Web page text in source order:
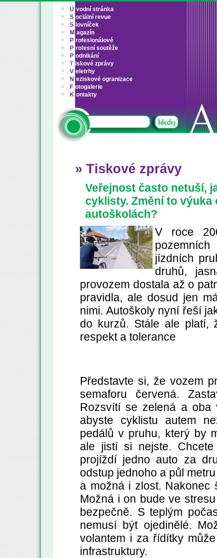
Ú vodní stránka
S ociální revue
S lovníček
M agazín
P rofesionálové
P rofesní soutěže
P odnikání
T iskové zprávy
V eletrhy
N eziskové ogranizace
F otogalerie
K ontakty
» Tiskové zprávy
Veřejnost často netuší,
cyklisty. Změní to
autoškolách?
V roce
jízdních
druhů,
provozem dostala až o
pravidla, ale dosud jen
nimi. Autoškoly nyní řeší
do kurzů. Stále ale platí,
respekt a tolerance
Představte si, že vozem
semaforu červená.
Rozsvítí se zelená a oba
abyste cyklistu autem
pedálů v pruhu, který by
ale jistí si nejste.
projíždí jedno auto za
odstup jednoho a půl
a možná i zlost. Nakonec
Možná i on bude ve
bezpečně. S teplým
nemusí být ojedinělé.
volantem i za řídítky
infrastruktury.